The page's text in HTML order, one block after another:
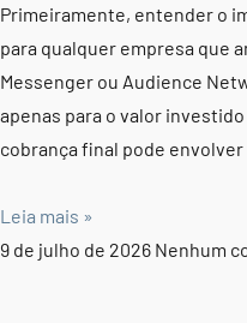
Primeiramente, entender o
para qualquer empresa que
Messenger ou Audience
apenas para o valor
cobrança final pode envolver
Leia mais »
9 de julho de 2026 Nenhum